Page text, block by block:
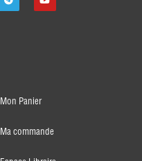
Mon Panier
Ma commande